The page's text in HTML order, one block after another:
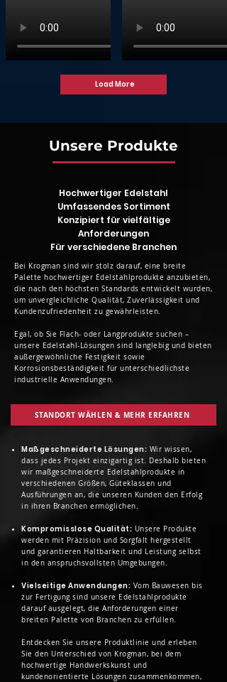
Load More
Unsere Produkte
Hochwertiger Edelstahl
Umfassendes Sortiment
Konzipiert für vielfältige
Anforderungen
Für verschiedene Branchen
Bei Krogman sind wir stolz darauf, eine breite
Palette hochwertiger Edelstahlprodukte anzubieten,
die nach den höchsten Standards entwickelt wurden,
um unvergleichliche Qualität, Zuverlässigkeit und
Kundenzufriedenheit zu gewährleisten.
Egal, ob Sie Flach- oder Langprodukte suchen –
unsere Edelstahl-Lösungen sind langlebig und bieten
außergewöhnliche Festigkeit sowie
Korrosionsbeständigkeit für unterschiedlichste
industrielle Anwendungen.
STANDORT WÄHLEN & MEHR ERFAHREN
Maßgeschneiderte Lösungen: Wir wissen,
dass jedes Projekt einzigartig ist. Deshalb bieten
wir maßgeschneiderte Edelstahlprodukte in
verschiedenen Größen, Güteklassen und
Ausführungen an, die unseren Kunden den Erfolg
in ihren Branchen ermöglichen.
Kompromisslose Qualität: Unsere Produkte
werden mit Präzision und Sorgfalt hergestellt
und garantieren Haltbarkeit und Leistung selbst
in den anspruchsvollsten Umgebungen.
Vielseitige Anwendungen: Vom Bauwesen bis
zur Fertigung sind unsere Edelstahlprodukte
darauf ausgelegt, die Anforderungen einer
breiten Palette von Branchen zu erfüllen.
Entdecken Sie unsere Produktlinie und erleben
Sie den Unterschied von Krogman, bei dem
hochwertige Handwerkskunst und
kundenorientierte Lösungen zusammenkommen,